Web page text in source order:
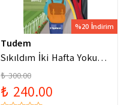
%20 İndirim
Tudem
Sıkıldım İki Hafta Yokum
Pelin Güneş
₺ 300.00
₺ 240.00